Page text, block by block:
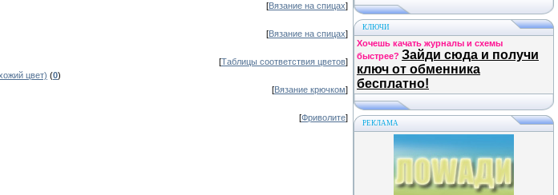
[Вязание на спицах]
[Вязание на спицах]
[Таблицы соответствия цветов]
цвет) (0)
[Вязание крючком]
[Фриволите]
КЛЮЧИ
Хочешь качать журналы и схемы
быстрее? Зайди сюда и получи
ключ от обменника
бесплатно!
РЕКЛАМА